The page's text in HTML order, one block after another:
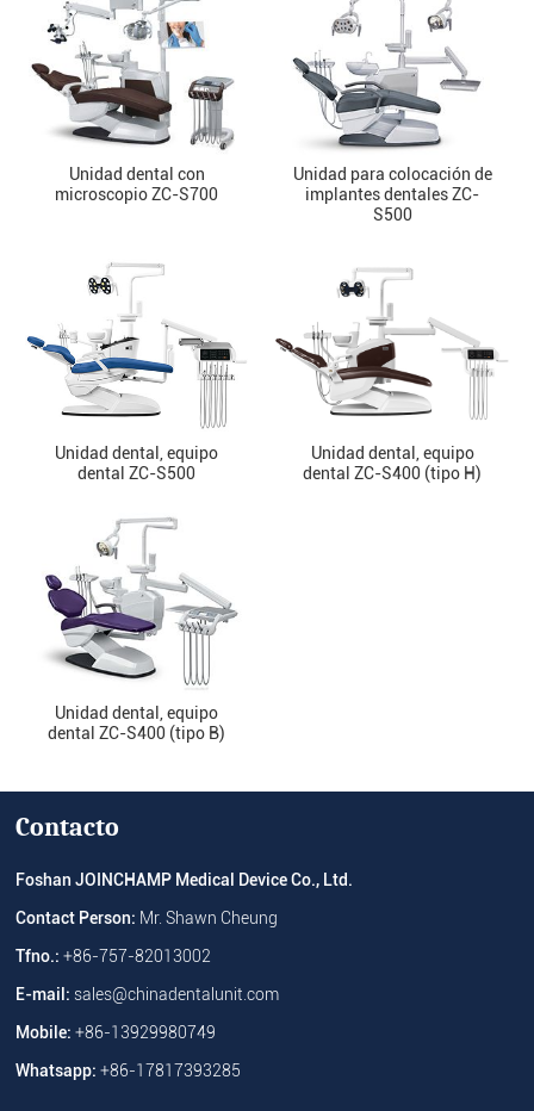
Unidad dental con
microscopio ZC-S700
Unidad para colocación de
implantes dentales ZC-
S500
Unidad dental, equipo
dental ZC-S500
Unidad dental, equipo
dental ZC-S400 (tipo H)
Unidad dental, equipo
dental ZC-S400 (tipo B)
Contacto
Foshan JOINCHAMP Medical Device Co., Ltd.
Contact Person: Mr. Shawn Cheung
Tfno.:+86-757-82013002
E-mail: sales@chinadentalunit.com
Mobile:+86-13929980749
Whatsapp: +86-17817393285